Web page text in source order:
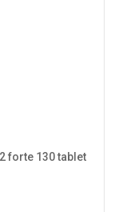
forte 130 tablet